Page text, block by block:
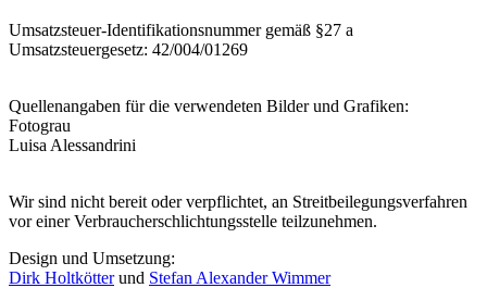
Umsatzsteuer-Identifikationsnummer gemäß §27 a
Umsatzsteuergesetz: 42/004/01269
Quellenangaben für die verwendeten Bilder und Grafiken:
Fotograu
Luisa Alessandrini
Wir sind nicht bereit oder verpflichtet, an Streitbeilegungsverfahren
vor einer Verbraucherschlichtungsstelle teilzunehmen.
Design und Umsetzung:
Dirk Holtkötterund Stefan Alexander Wimmer